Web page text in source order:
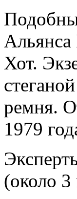
Альянса
Хот.
ремня.
1979
(около